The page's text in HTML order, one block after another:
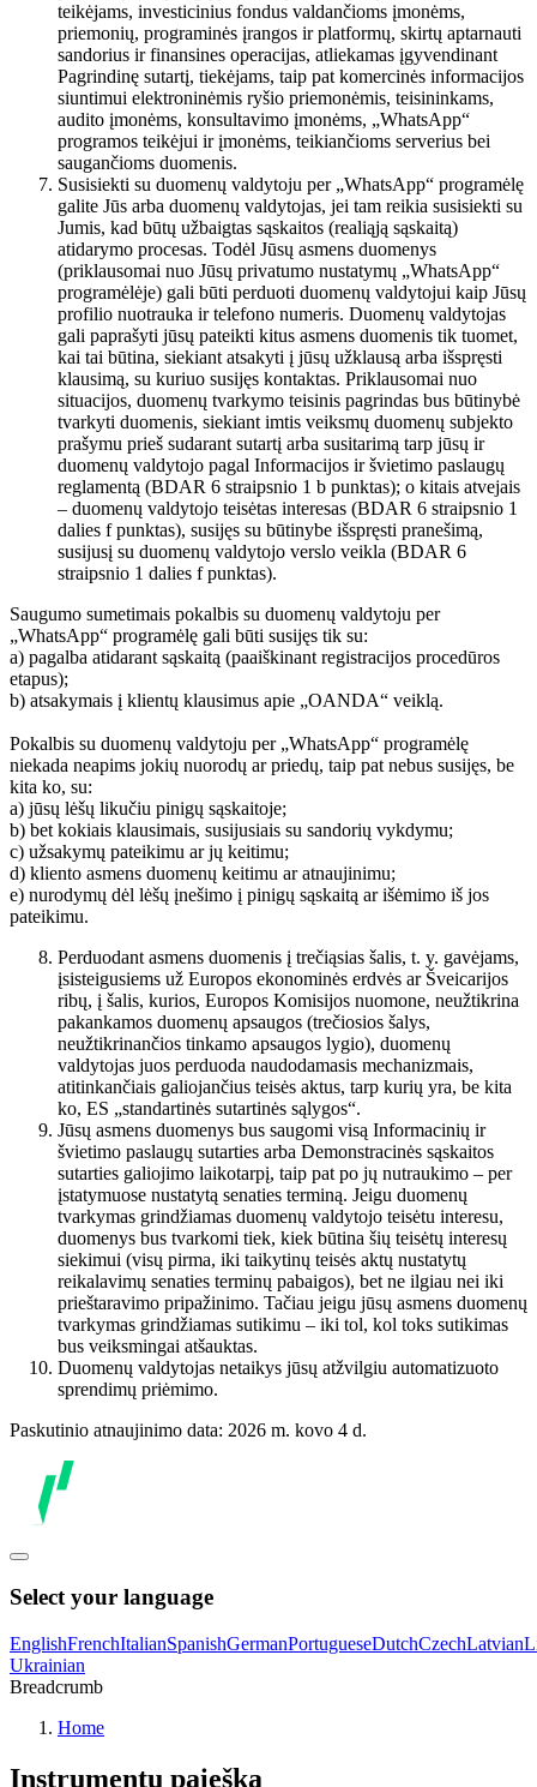
teikėjams, investicinius fondus valdančioms įmonėms,
priemonių, programinės įrangos ir platformų, skirtų aptarnauti
sandorius ir finansines operacijas, atliekamas įgyvendinant
Pagrindinę sutartį, tiekėjams, taip pat komercinės informacijos
siuntimui elektroninėmis ryšio priemonėmis, teisininkams,
audito įmonėms, konsultavimo įmonėms, „WhatsApp“
programos teikėjui ir įmonėms, teikiančioms serverius bei
saugančioms duomenis.
Susisiekti su duomenų valdytoju per „WhatsApp“ programėlę
galite Jūs arba duomenų valdytojas, jei tam reikia susisiekti su
Jumis, kad būtų užbaigtas sąskaitos (realiąją sąskaitą)
atidarymo procesas. Todėl Jūsų asmens duomenys
(priklausomai nuo Jūsų privatumo nustatymų „WhatsApp“
programėlėje) gali būti perduoti duomenų valdytojui kaip Jūsų
profilio nuotrauka ir telefono numeris. Duomenų valdytojas
gali paprašyti jūsų pateikti kitus asmens duomenis tik tuomet,
kai tai būtina, siekiant atsakyti į jūsų užklausą arba išspręsti
klausimą, su kuriuo susijęs kontaktas. Priklausomai nuo
situacijos, duomenų tvarkymo teisinis pagrindas bus būtinybė
tvarkyti duomenis, siekiant imtis veiksmų duomenų subjekto
prašymu prieš sudarant sutartį arba susitarimą tarp jūsų ir
duomenų valdytojo pagal Informacijos ir švietimo paslaugų
reglamentą (BDAR 6 straipsnio 1 b punktas); o kitais atvejais
– duomenų valdytojo teisėtas interesas (BDAR 6 straipsnio 1
dalies f punktas), susijęs su būtinybe išspręsti pranešimą,
susijusį su duomenų valdytojo verslo veikla (BDAR 6
straipsnio 1 dalies f punktas).
Saugumo sumetimais pokalbis su duomenų valdytoju per
„WhatsApp“ programėlę gali būti susijęs tik su:
a) pagalba atidarant sąskaitą (paaiškinant registracijos procedūros
etapus);
b) atsakymais į klientų klausimus apie „OANDA“ veiklą.
Pokalbis su duomenų valdytoju per „WhatsApp“ programėlę
niekada neapims jokių nuorodų ar priedų, taip pat nebus susijęs, be
kita ko, su:
a) jūsų lėšų likučiu pinigų sąskaitoje;
b) bet kokiais klausimais, susijusiais su sandorių vykdymu;
c) užsakymų pateikimu ar jų keitimu;
d) kliento asmens duomenų keitimu ar atnaujinimu;
e) nurodymų dėl lėšų įnešimo į pinigų sąskaitą ar išėmimo iš jos
pateikimu.
Perduodant asmens duomenis į trečiąsias šalis, t. y. gavėjams,
įsisteigusiems už Europos ekonominės erdvės ar Šveicarijos
ribų, į šalis, kurios, Europos Komisijos nuomone, neužtikrina
pakankamos duomenų apsaugos (trečiosios šalys,
neužtikrinančios tinkamo apsaugos lygio), duomenų
valdytojas juos perduoda naudodamasis mechanizmais,
atitinkančiais galiojančius teisės aktus, tarp kurių yra, be kita
ko, ES „standartinės sutartinės sąlygos“.
Jūsų asmens duomenys bus saugomi visą Informacinių ir
švietimo paslaugų sutarties arba Demonstracinės sąskaitos
sutarties galiojimo laikotarpį, taip pat po jų nutraukimo – per
įstatymuose nustatytą senaties terminą. Jeigu duomenų
tvarkymas grindžiamas duomenų valdytojo teisėtu interesu,
duomenys bus tvarkomi tiek, kiek būtina šių teisėtų interesų
siekimui (visų pirma, iki taikytinų teisės aktų nustatytų
reikalavimų senaties terminų pabaigos), bet ne ilgiau nei iki
prieštaravimo pripažinimo. Tačiau jeigu jūsų asmens duomenų
tvarkymas grindžiamas sutikimu – iki tol, kol toks sutikimas
bus veiksmingai atšauktas.
Duomenų valdytojas netaikys jūsų atžvilgiu automatizuoto
sprendimų priėmimo.
Paskutinio atnaujinimo data: 2026 m. kovo 4 d.
Select your language
EnglishFrenchItalianSpanishGermanPortugueseDutchCzechLatvian
Ukrainian
Breadcrumb
Home
Instrumentų paieška